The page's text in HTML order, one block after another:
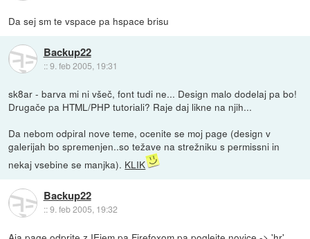
Da sej sm te vspace pa hspace brisu
Backup22
::9. feb 2005, 19:31
sk8ar - barva mi ni všeč, font tudi ne... Design malo dodelaj pa bo!
Drugače pa HTML/PHP tutoriali? Raje daj likne na njih...
Da nebom odpiral nove teme, ocenite se moj page (design v
galerijah bo spremenjen..so težave na strežniku s permissni in
nekaj vsebine se manjka). KLIK
Backup22
::9. feb 2005, 19:32